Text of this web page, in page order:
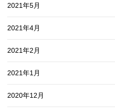
2021年5月
2021年4月
2021年2月
2021年1月
2020年12月